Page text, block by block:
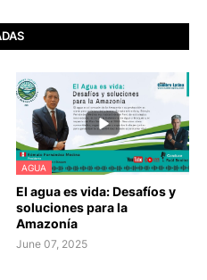
AGUA
El agua es vida: Desafíos y
soluciones para la
Amazonía
June 07, 2025